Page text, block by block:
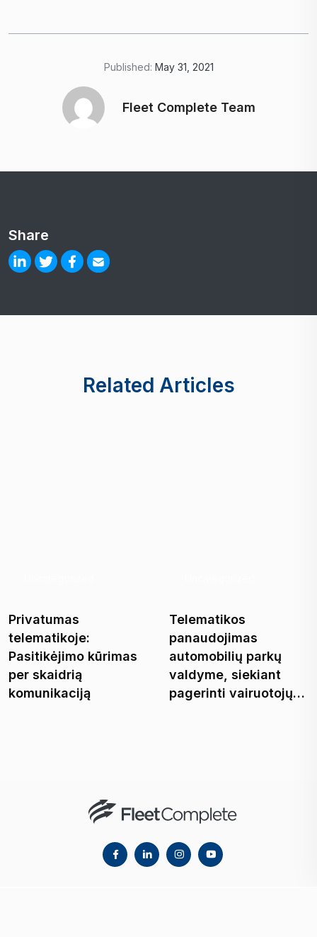
Fleet Complete Team
Published: May 31, 2021
Share
Related Articles
Privatumas
telematikoje:
Pasitikėjimo kūrimas
per skaidrią
komunikaciją
Telematikos
panaudojimas
automobilių parkų
valdyme, siekiant
pagerinti vairuotojų…